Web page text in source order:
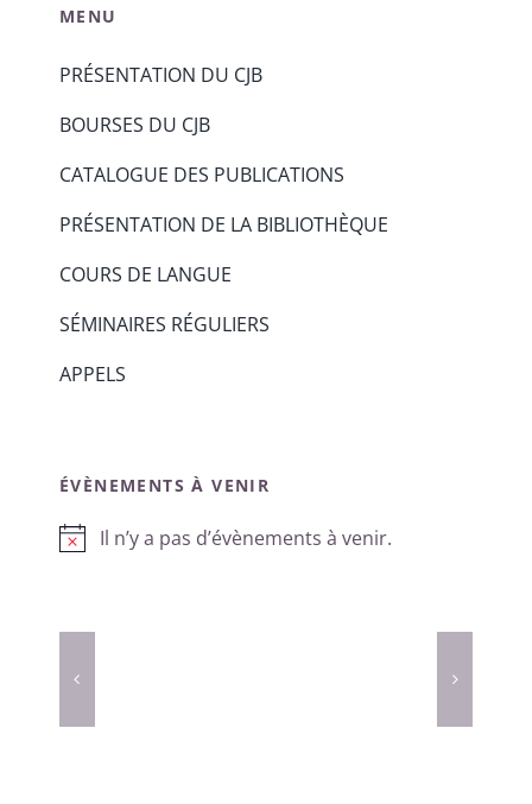
MENU
PRÉSENTATION DU CJB
BOURSES DU CJB
CATALOGUE DES PUBLICATIONS
PRÉSENTATION DE LA BIBLIOTHÈQUE
COURS DE LANGUE
SÉMINAIRES RÉGULIERS
APPELS
ÉVÈNEMENTS À VENIR
Notice
Il n’y a pas d’évènements à venir.